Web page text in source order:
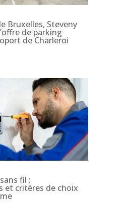
Bruxelles, Steveny
de parking
de Charleroi
fil :
et critères de choix